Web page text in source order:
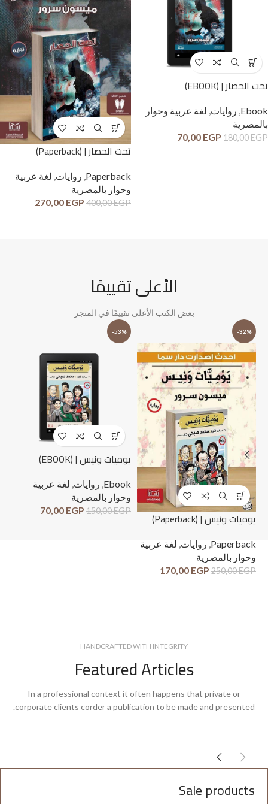
تحت الحصار | (EBOOK)
Ebook
, روايات, لغة عربية وحوار
بالمصرية
180,00EGP
70,00 EGP
تحت الحصار | (Paperback)
Paperback
, روايات, لغة عربية
وحوار بالمصرية
400,00EGP
270,00 EGP
الأعلى تقييمًا
بعض الكتب الأعلى تقييمًا في المتجر
-32%
يوميات ونيس | (Paperback)
Paperback
, روايات, لغة عربية
وحوار بالمصرية
250,00EGP
170,00 EGP
-53%
يوميات ونيس | (EBOOK)
Ebook
, روايات, لغة عربية
وحوار بالمصرية
150,00EGP
70,00 EGP
HANDCRAFTED WITH INTEGRITY
Featured Articles
In a professional context it often happens that private or
corporate clients corder a publication to be made and presented.
Sale products